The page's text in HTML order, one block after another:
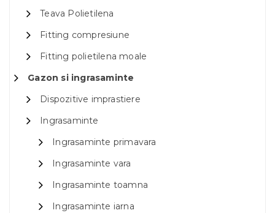
Teava Polietilena
Fitting compresiune
Fitting polietilena moale
Gazon si ingrasaminte
Dispozitive imprastiere
Ingrasaminte
Ingrasaminte primavara
Ingrasaminte vara
Ingrasaminte toamna
Ingrasaminte iarna